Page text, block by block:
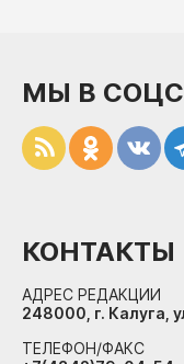
МЫ В
КОНТАКТЫ
АДРЕС РЕДАКЦИИ
248000, г. Калуга,
ТЕЛЕФОН/ФАКС